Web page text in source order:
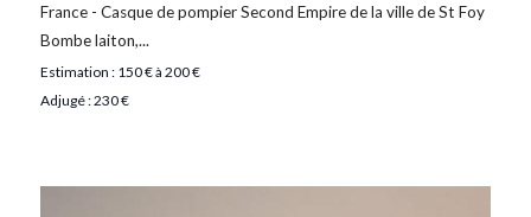
France - Casque de pompier Second Empire de la ville de St Foy
Bombe laiton,...
Estimation : 150 € à 200 €
Adjugé : 230 €